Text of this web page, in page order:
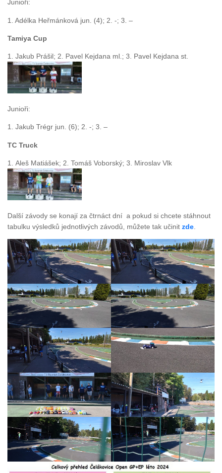
Junioři:
1. Adélka Heřmánková jun. (4); 2. -; 3. –
Tamiya Cup
1. Jakub Prášil; 2. Pavel Kejdana ml.; 3. Pavel Kejdana st.
Junioři:
1. Jakub Trégr jun. (6); 2. -; 3. –
TC Truck
1. Aleš Matiášek; 2. Tomáš Voborský; 3. Miroslav Vlk
Další závody se konají za čtrnáct dní a pokud si chcete stáhnout
tabulku výsledků jednotlivých závodů, můžete tak učinit zde.